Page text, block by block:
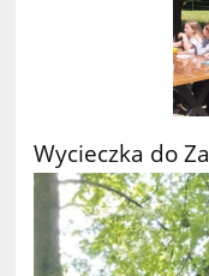
Wycieczka do